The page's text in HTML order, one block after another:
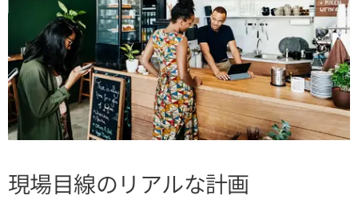
現場目線のリアルな計画